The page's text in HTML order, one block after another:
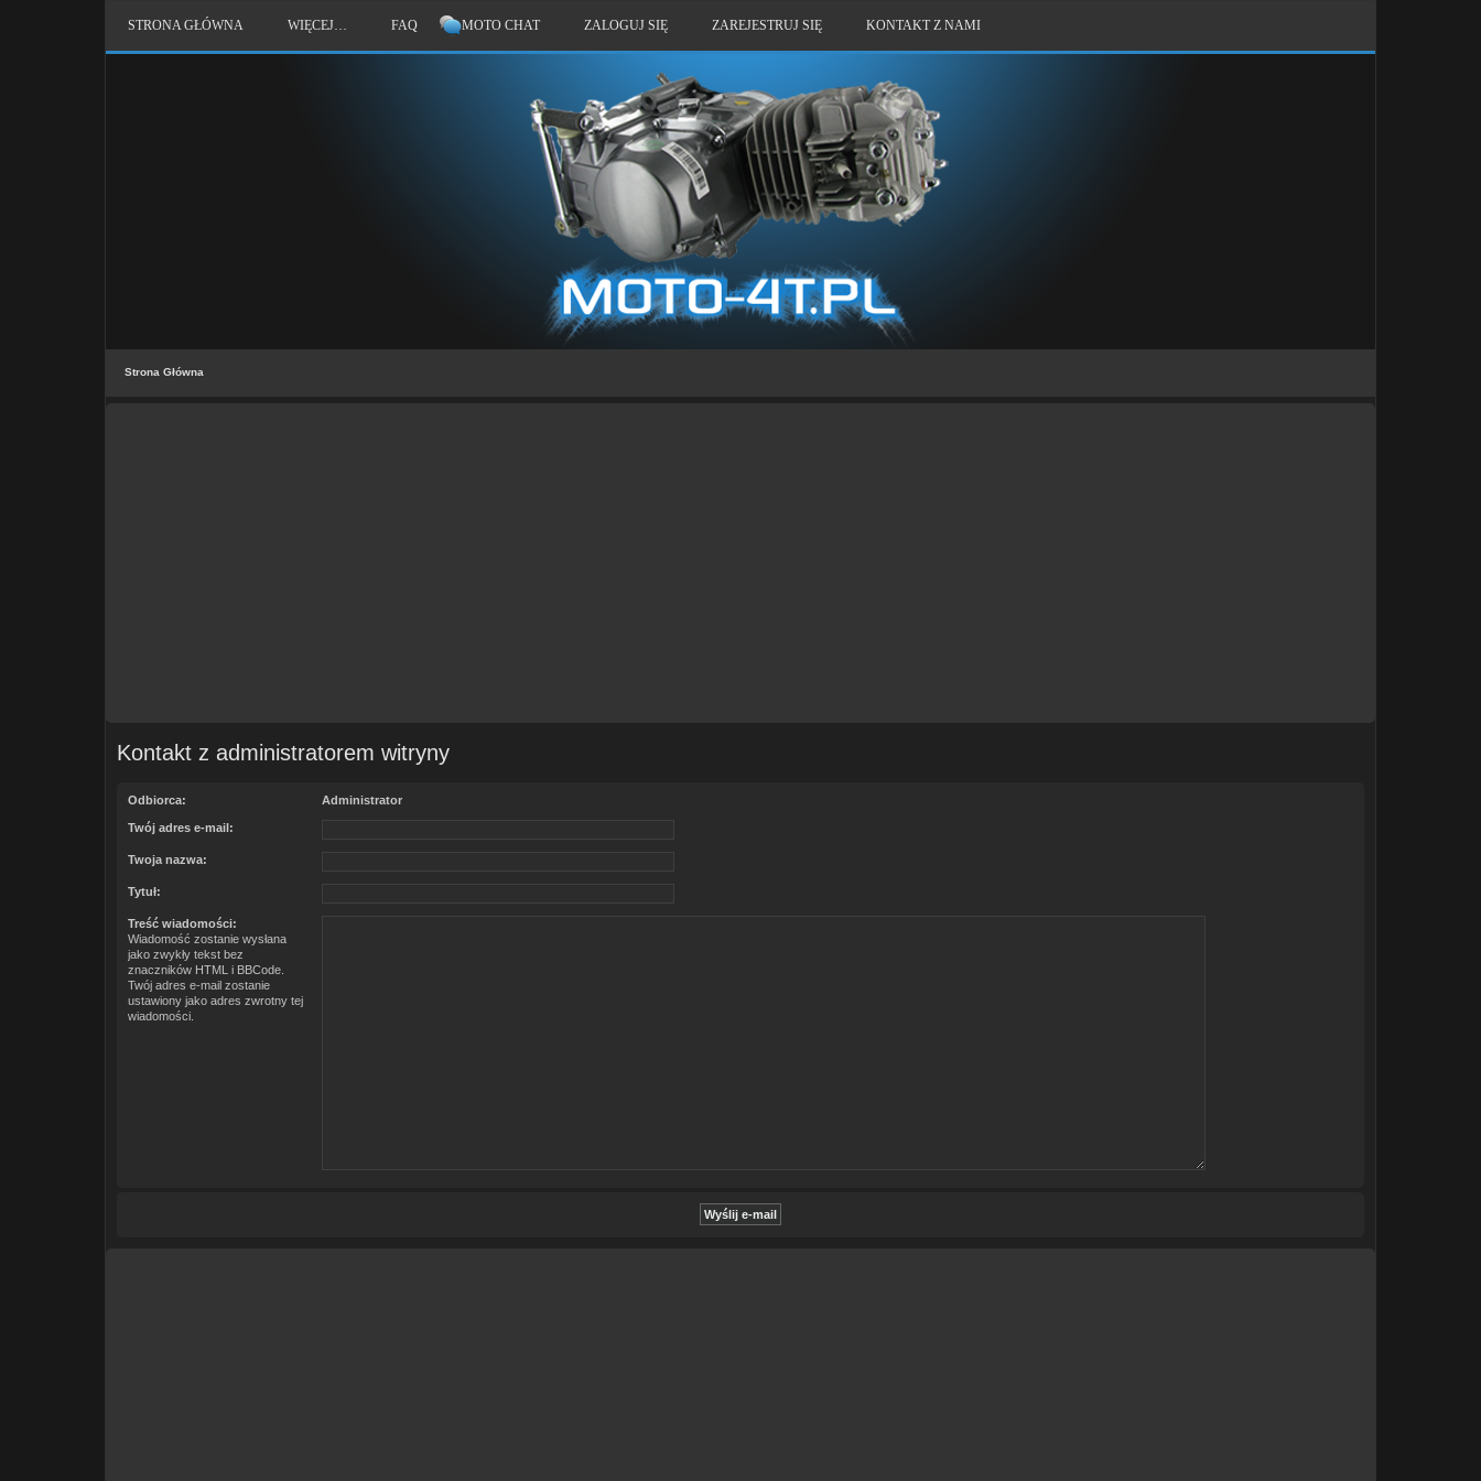
STRONA GŁÓWNA WIĘCEJ… FAQ MOTO CHAT ZALOGUJ SIĘ ZAREJESTRUJ SIĘ KONTAKT Z NAMI
Strona Główna
Kontakt z administratorem witryny
Odbiorca: Administrator
Twój adres e-mail:
Twoja nazwa:
Tytuł:
Treść wiadomości:
Wiadomość zostanie wysłana
jako zwykły tekst bez
znaczników HTML i BBCode.
Twój adres e-mail zostanie
ustawiony jako adres zwrotny tej
wiadomości.